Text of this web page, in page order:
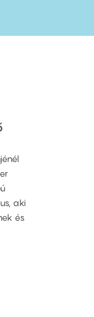
aki
és